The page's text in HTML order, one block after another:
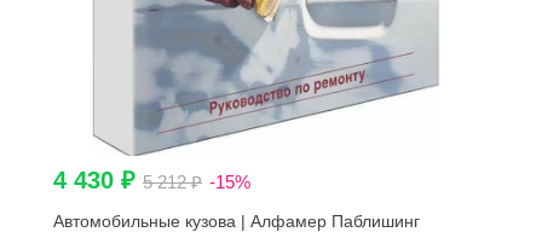
4 430 ₽ 5 212 ₽ -15%
Автомобильные кузова | Алфамер Паблишинг